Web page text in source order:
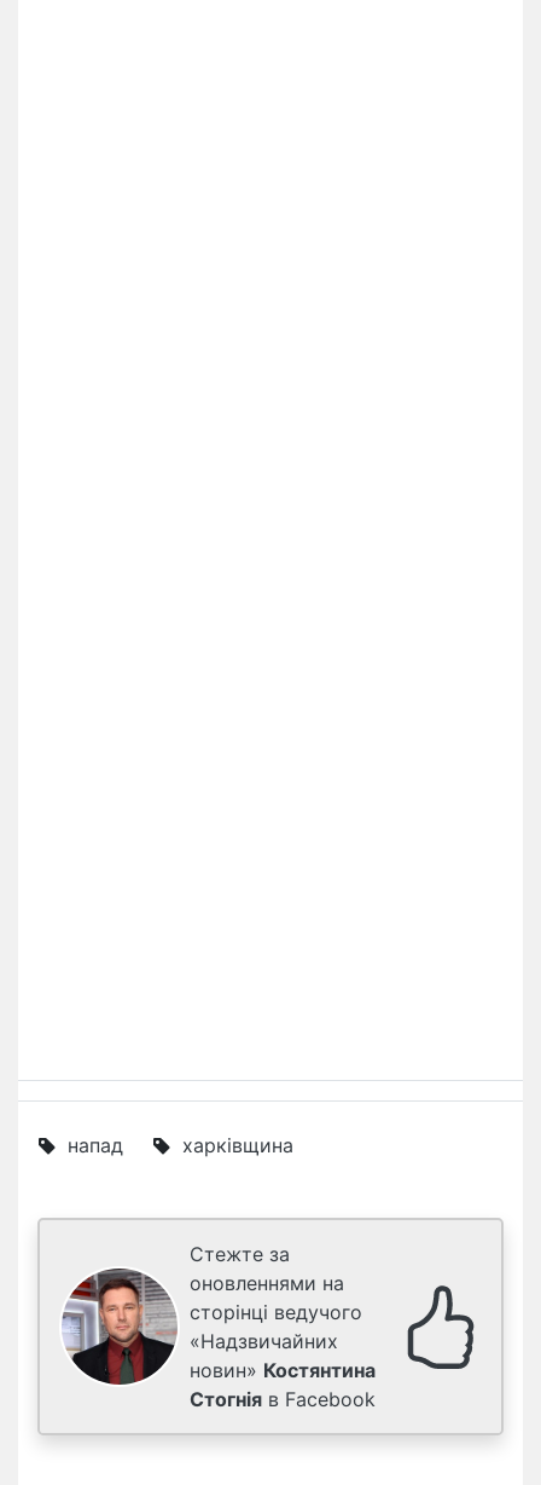
напад харківщина
Стежте за
оновленнями на
сторінці ведучого
«Надзвичайних
новин» Костянтина
Стогнія в Facebook